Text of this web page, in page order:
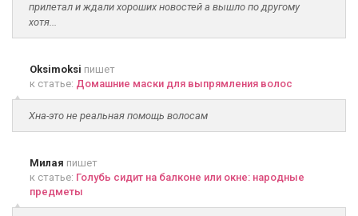
прилетал и ждали хороших новостей а вышло по другому
хотя...
Oksimoksi пишет
к статье: Домашние маски для выпрямления волос
Хна-это не реальная помощь волосам
Милая пишет
к статье: Голубь сидит на балконе или окне: народные
предметы